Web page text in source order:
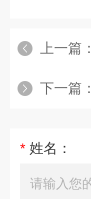
上一篇：
下一篇：
* 姓名：